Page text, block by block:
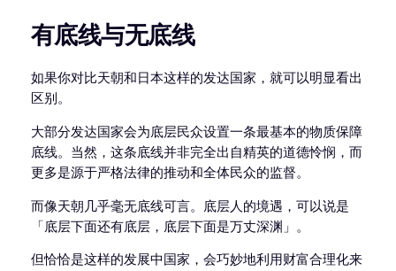
有底线与无底线
如果你对比天朝和日本这样的发达国家，就可以明显看出
区别。
大部分发达国家会为底层民众设置一条最基本的物质保障
底线。当然，这条底线并非完全出自精英的道德怜悯，而
更多是源于严格法律的推动和全体民众的监督。
而像天朝几乎毫无底线可言。底层人的境遇，可以说是
「底层下面还有底层，底层下面是万丈深渊」。
但恰恰是这样的发展中国家，会巧妙地利用财富合理化来